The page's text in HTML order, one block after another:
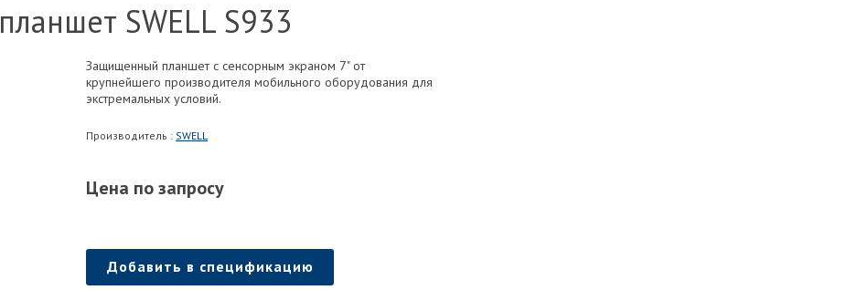
SWELL S933
Защищенный планшет с сенсорным экраном 7" от
крупнейшего производителя мобильного оборудования для
экстремальных условий.
Производитель : SWELL
Цена по запросу
Добавить в спецификацию